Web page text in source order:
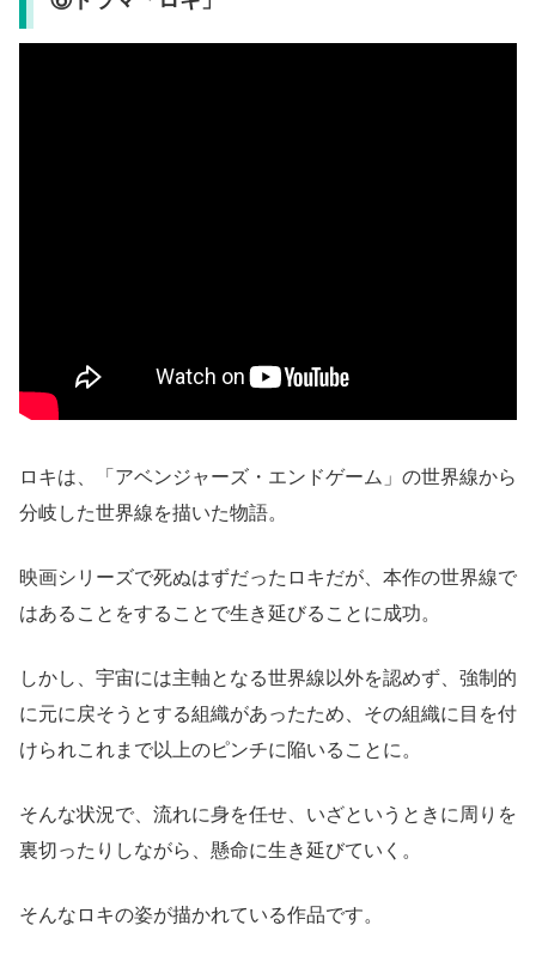
ロキは、「アベンジャーズ・エンドゲーム」の世界線から
分岐した世界線を描いた物語。
映画シリーズで死ぬはずだったロキだが、本作の世界線で
はあることをすることで生き延びることに成功。
しかし、宇宙には主軸となる世界線以外を認めず、強制的
に元に戻そうとする組織があったため、その組織に目を付
けられこれまで以上のピンチに陥いることに。
そんな状況で、流れに身を任せ、いざというときに周りを
裏切ったりしながら、懸命に生き延びていく。
そんなロキの姿が描かれている作品です。